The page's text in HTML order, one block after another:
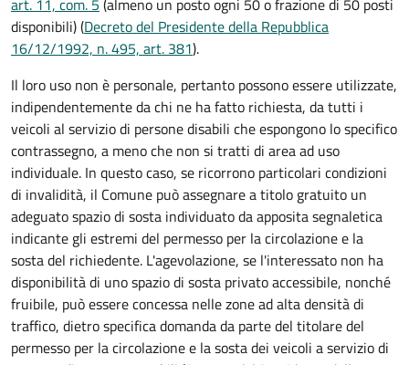
disponibili) (Decreto del Presidente della Repubblica
16/12/1992, n. 495, art. 381).
Il loro uso non è personale, pertanto possono essere utilizzate,
indipendentemente da chi ne ha fatto richiesta, da tutti i
veicoli al servizio di persone disabili che espongono lo specifico
contrassegno, a meno che non si tratti di area ad uso
individuale. In questo caso, se ricorrono particolari condizioni
di invalidità, il Comune può assegnare a titolo gratuito un
adeguato spazio di sosta individuato da apposita segnaletica
indicante gli estremi del permesso per la circolazione e la
sosta del richiedente. L'agevolazione, se l'interessato non ha
disponibilità di uno spazio di sosta privato accessibile, nonché
fruibile, può essere concessa nelle zone ad alta densità di
traffico, dietro specifica domanda da parte del titolare del
permesso per la circolazione e la sosta dei veicoli a servizio di